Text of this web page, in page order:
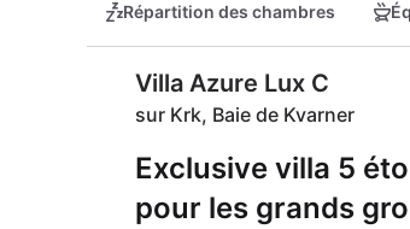
Répartition des chambres
Villa Azure Lux C
sur Krk, Baie de Kvarner
Exclusive villa 5
pour les grands